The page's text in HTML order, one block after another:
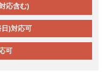
応含む)
)対応可
可